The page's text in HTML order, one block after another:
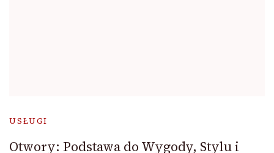
USŁUGI
Otwory: Podstawa do Wygody, Stylu i